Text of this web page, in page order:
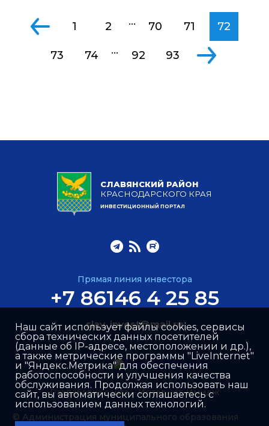
1 2 ... 70 71 72
73 74 ... 92 93
СЛАВЯНСКИЙ РАЙОН
КРАСНОДАРСКОГО КРАЯ
ИНВЕСТИЦИОННЫЙ ПОРТАЛ
Прямая линия инвестора
+7 86146 4 25 85
slav_invest@mail.ru
© Администрация муниципального образования
Разработка сайта –Интернет-Имидж
Наш сайт использует файлы cookies, сервисы
сбора технических данных посетителей
(данные об IP-адресе, местоположении и др.),
а также метрические программы "LiveInternet"
и "Яндекс.Метрика" для обеспечения
работоспособности и улучшения качества
обслуживания. Продолжая использовать наш
сайт, вы автоматически соглашаетесь с
использованием данных технологий.